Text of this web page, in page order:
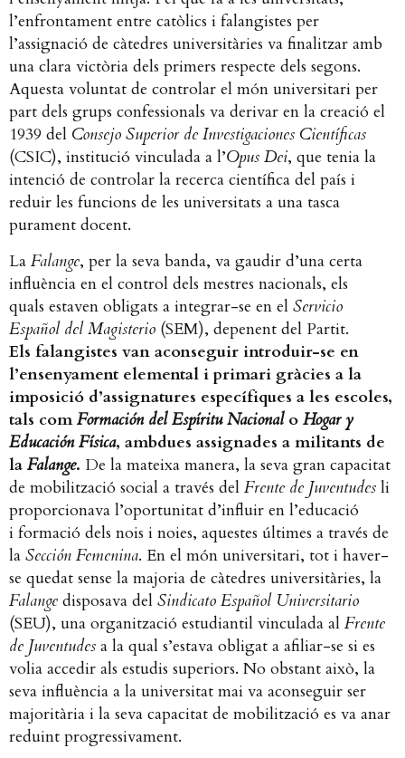
l’enfrontament entre catòlics i falangistes per
l’assignació de càtedres universitàries va finalitzar amb
una clara victòria dels primers respecte dels segons.
Aquesta voluntat de controlar el món universitari per
part dels grups confessionals va derivar en la creació el
1939 del Consejo Superior de Investigaciones Científicas
(CSIC), institució vinculada a l’Opus Dei, que tenia la
intenció de controlar la recerca científica del país i
reduir les funcions de les universitats a una tasca
purament docent.
La Falange, per la seva banda, va gaudir d’una certa
influència en el control dels mestres nacionals, els
quals estaven obligats a integrar-se en el Servicio
Español del Magisterio (SEM), depenent del Partit.
Els falangistes van aconseguir introduir-se en
l’ensenyament elemental i primari gràcies a la
imposició d’assignatures específiques a les escoles,
tals comFormación del Espíritu Nacional o Hogar y
Educación Física, ambdues assignades a militants de
la Falange. De la mateixa manera, la seva gran capacitat
de mobilització social a través del Frente de Juventudes li
proporcionava l’oportunitat d’influir en l’educació
i formació dels nois i noies, aquestes últimes a través de
la Sección Femenina. En el món universitari, tot i haver-
se quedat sense la majoria de càtedres universitàries, la
Falange disposava del Sindicato Español Universitario
(SEU), una organització estudiantil vinculada al Frente
de Juventudes a la qual s’estava obligat a afiliar-se si es
volia accedir als estudis superiors. No obstant això, la
seva influència a la universitat mai va aconseguir ser
majoritària i la seva capacitat de mobilització es va anar
reduint progressivament.